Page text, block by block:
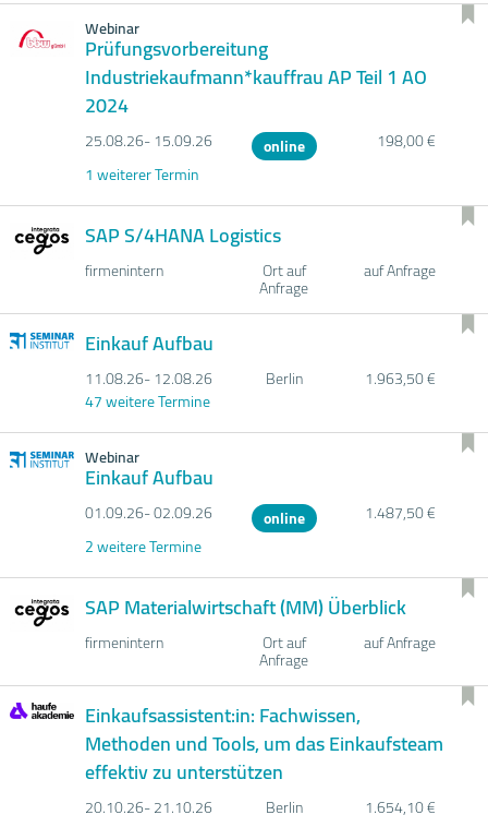
Webinar
Prüfungsvorbereitung
Industriekaufmann*kauffrau AP Teil 1 AO
2024
25.08.26- 15.09.26 online
198,00 €
1 weiterer Termin
SAP S/4HANA Logistics
firmenintern Ort auf
Anfrage
auf Anfrage
Einkauf Aufbau
11.08.26- 12.08.26 Berlin
1.963,50 €
47 weitere Termine
Webinar
Einkauf Aufbau
01.09.26- 02.09.26 online
1.487,50 €
2 weitere Termine
SAP Materialwirtschaft (MM) Überblick
firmenintern Ort auf
Anfrage
auf Anfrage
Einkaufsassistent:in: Fachwissen,
Methoden und Tools, um das Einkaufsteam
effektiv zu unterstützen
20.10.26- 21.10.26 Berlin 1.654,10 €